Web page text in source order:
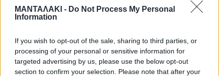
ΜΑΝΤΑΛΑΚΙ - Do Not Process My Personal
Information
If you wish to opt-out of the sale, sharing to third parties, or
processing of your personal or sensitive information for
targeted advertising by us, please use the below opt-out
section to confirm your selection. Please note that after your
τηλέφωνο.
Πώς έφτασε στα ίχνη τους η
Αστυνομία